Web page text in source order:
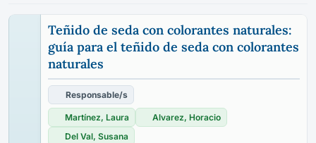
Teñido de seda con colorantes naturales:
guía para el teñido de seda con colorantes
naturales
Responsable/s
Martínez, Laura
Alvarez, Horacio
Del Val, Susana